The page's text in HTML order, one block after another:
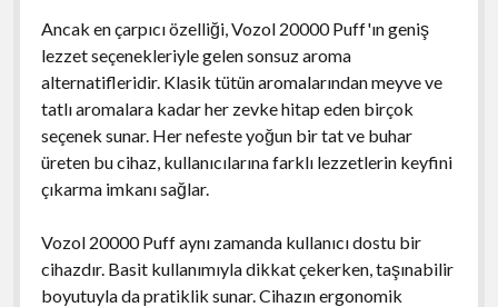
Ancak en çarpıcı özelliği, Vozol 20000 Puff'ın geniş
lezzet seçenekleriyle gelen sonsuz aroma
alternatifleridir. Klasik tütün aromalarından meyve ve
tatlı aromalara kadar her zevke hitap eden birçok
seçenek sunar. Her nefeste yoğun bir tat ve buhar
üreten bu cihaz, kullanıcılarına farklı lezzetlerin keyfini
çıkarma imkanı sağlar.
Vozol 20000 Puff aynı zamanda kullanıcı dostu bir
cihazdır. Basit kullanımıyla dikkat çekerken, taşınabilir
boyutuyla da pratiklik sunar. Cihazın ergonomik